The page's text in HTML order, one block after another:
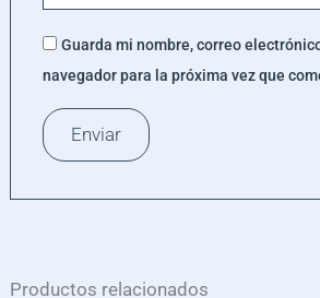
Guarda mi nombre, correo
navegador para la próxima vez que
Productos relacionados